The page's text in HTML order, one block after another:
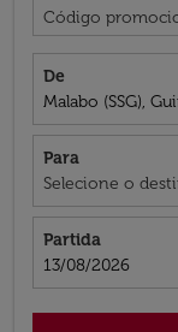
Código
De
Malabo (SSG),
Para
Selecione o
Partida
fc-booking-
13/08/2026